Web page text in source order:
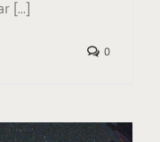
[...]
0